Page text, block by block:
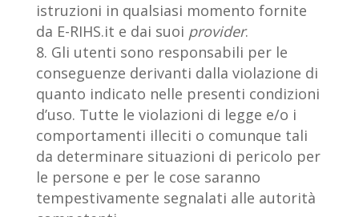
istruzioni in qualsiasi momento fornite
da E-RIHS.it e dai suoi provider.
Gli utenti sono responsabili per le
conseguenze derivanti dalla violazione di
quanto indicato nelle presenti condizioni
d’uso. Tutte le violazioni di legge e/o i
comportamenti illeciti o comunque tali
da determinare situazioni di pericolo per
le persone e per le cose saranno
tempestivamente segnalati alle autorità